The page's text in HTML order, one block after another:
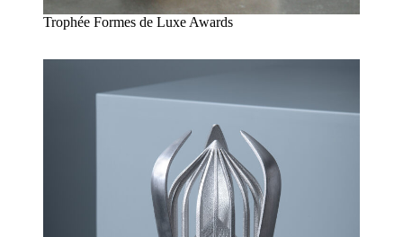
Trophée Formes de Luxe Awards